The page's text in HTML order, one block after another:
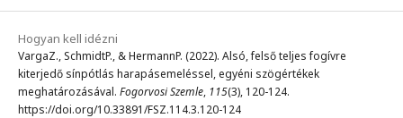
Hogyan kell idézni
VargaZ., SchmidtP., & HermannP. (2022). Alsó, felső teljes fogívre
kiterjedő sínpótlás harapásemeléssel, egyéni szögértékek
meghatározásával. Fogorvosi Szemle, 115(3), 120-124.
https://doi.org/10.33891/FSZ.114.3.120-124